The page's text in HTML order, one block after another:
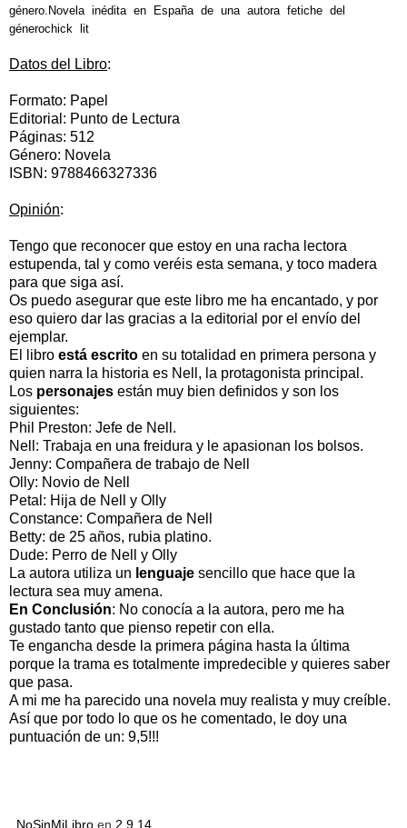
género.Novela inédita en España de una autora fetiche del
génerochick lit
Datos del Libro:
Formato: Papel
Editorial: Punto de Lectura
Páginas: 512
Género: Novela
ISBN: 9788466327336
Opinión:
Tengo que reconocer que estoy en una racha lectora
estupenda, tal y como veréis esta semana, y toco madera
para que siga así.
Os puedo asegurar que este libro me ha encantado, y por
eso quiero dar las gracias a la editorial por el envío del
ejemplar.
El libro está escrito en su totalidad en primera persona y
quien narra la historia es Nell, la protagonista principal.
Los personajes están muy bien definidos y son los
siguientes:
Phil Preston: Jefe de Nell.
Nell: Trabaja en una freidura y le apasionan los bolsos.
Jenny: Compañera de trabajo de Nell
Olly: Novio de Nell
Petal: Hija de Nell y Olly
Constance: Compañera de Nell
Betty: de 25 años, rubia platino.
Dude: Perro de Nell y Olly
La autora utiliza un lenguaje sencillo que hace que la
lectura sea muy amena.
En Conclusión: No conocía a la autora, pero me ha
gustado tanto que pienso repetir con ella.
Te engancha desde la primera página hasta la última
porque la trama es totalmente impredecible y quieres saber
que pasa.
A mi me ha parecido una novela muy realista y muy creíble.
Así que por todo lo que os he comentado, le doy una
puntuación de un: 9,5!!!
NoSinMiLibro en 2.9.14